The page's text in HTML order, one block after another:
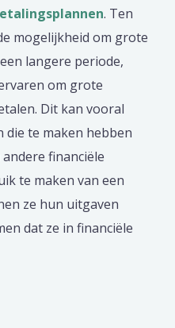
. Ten
mogelijkheid om grote
langere periode,
om grote
Dit kan vooral
te maken hebben
financiële
te maken van een
ze hun uitgaven
dat ze in financiële